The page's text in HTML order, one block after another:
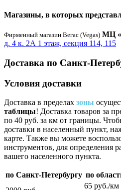
Магазины, в которых
Фирменный магазин Вегас (Vegas) МЦ
д. 4 к. 2А 1 этаж, секция 114, 115
Доставка по Санкт-
Условия доставки
Доставка в пределах зоны
таблицы! Доставка товаров за
по 40 руб. за км от границы.
доставки в населенный пункт,
карте. Также вы можете
инструментов, для определения
вашего населенного пункта.
по Санкт-Петербургу по
65 руб./км